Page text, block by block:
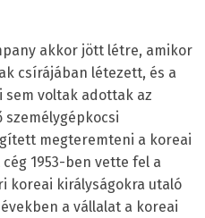
akkor jött létre, amikor
csírájában létezett, és a
voltak adottak az
személygépkocsi
megteremteni a koreai
1953-ben vette fel a
koreai királyságokra utaló
a vállalat a koreai